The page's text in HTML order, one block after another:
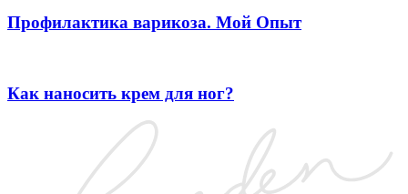
Профилактика варикоза. Мой Опыт
Как наносить крем для ног?